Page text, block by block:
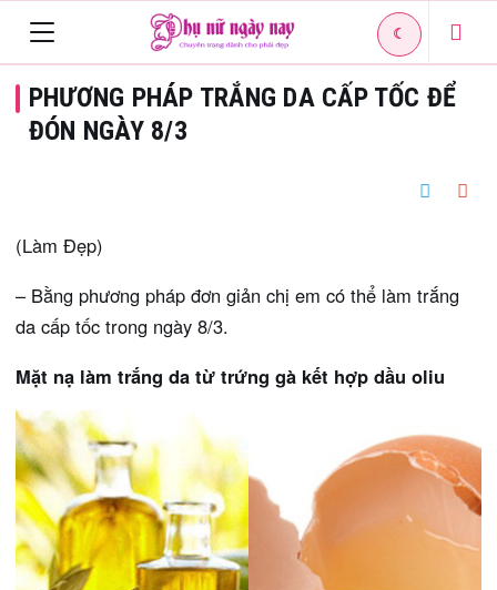
navigation
☾
PHƯƠNG PHÁP TRẮNG DA CẤP TỐC ĐỂ
ĐÓN NGÀY 8/3
(Làm Đẹp)
– Bằng phương pháp đơn giản chị em có thể làm trắng
da cấp tốc trong ngày 8/3.
Mặt nạ làm trắng da từ trứng gà kết hợp dầu oliu